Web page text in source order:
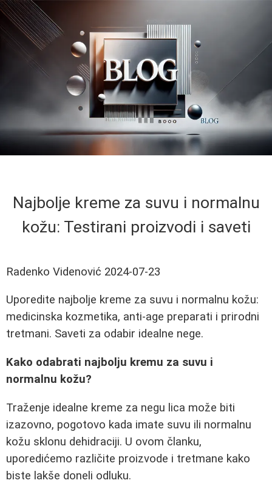
Najbolje kreme za suvu i normalnu
kožu: Testirani proizvodi i saveti
Radenko Videnović 2024-07-23
Uporedite najbolje kreme za suvu i normalnu kožu:
medicinska kozmetika, anti-age preparati i prirodni
tretmani. Saveti za odabir idealne nege.
Kako odabrati najbolju kremu za suvu i
normalnu kožu?
Traženje idealne kreme za negu lica može biti
izazovno, pogotovo kada imate suvu ili normalnu
kožu sklonu dehidraciji. U ovom članku,
uporedićemo različite proizvode i tretmane kako
biste lakše doneli odluku.